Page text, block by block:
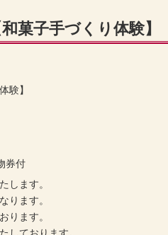
菓子手づくり体験】
験】
付
します。
ります。
ります。
しております。